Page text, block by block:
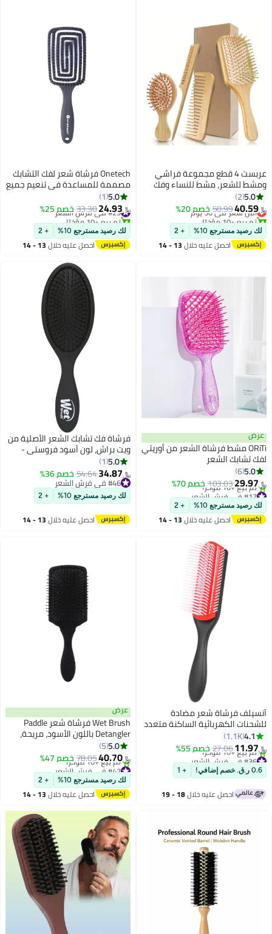
عربست 4 قطع مجموعة فراشي
ومشط للشعر، مشط للنساء وفك
تشابك الشعر، رائعة على جميع أنواع
الشعر، صديقة للبيئة ومصنوعة
خيزران
5.0
2
﷼‏40.59
50.99خصم 20% أقل سعر في 30 يوم
تم بيع +10 مؤخرًا
أقل سعر في 30 يوم
لك رصيد مسترجع 10% + 2
احصل عليه خلال 13 - 14
Onetech فرشاة شعر لفك التشابك
مصممة للمساعدة في تنعيم جميع
أنواع الشعر المتشابك
5.0
1
﷼‏24.93
33.30خصم 25% #29 في فرش الشعر
تم بيع +10 مؤخرًا
#29 في فرش الشعر
لك رصيد مسترجع 10% + 2
احصل عليه خلال 13 - 14
عرض
ORiTi مشط فرشاة الشعر من أوريتي
لفك تشابك الشعر
5.0
6
﷼‏29.97
103.03خصم 70%
#17 في فرش الشعر
أقل سعر في 30 يوم
تم بيع +10 مؤخرًا
#17 في فرش الشعر
لك رصيد مسترجع 10% + 2
احصل عليه خلال 13 - 14
فرشاة فك تشابك الشعر الأصلية من
ويت براش، لون أسود فروستي -
فرشاة فك تشابك الشعر تنزلق
بسلاسة عبر التشابكات لجميع أنواع
الشعر (الرطب والجاف والتالف) -
للنساء والرجال
5.0
1
﷼‏34.87
54.64خصم 36%
#46 في فرش الشعر
#46 في فرش الشعر
لك رصيد مسترجع 10% + 2
احصل عليه خلال 13 - 14
آنسيلف فرشاة شعر مضادة
للشحنات الكهربائية الساكنة متعدد
الألوان 4.00سم
4.1
1.1K
﷼‏11.97
27.06خصم 55%
#36 في فرش الشعر
بتخلّص بسرعة
تم بيع +10 مؤخرًا
#36 في فرش الشعر
0.6 ر.ق. خصم إضافي! + 1
احصل عليه خلال 18 - 19
عرض
Wet Brush فرشاة شعر Paddle
Detangler باللون الأسود، مريحة،
سهلة الإمساك، خالية من التوتر،
شعيرات Intelliflex، تنظيف بالفرشاة،
فك تشابك الشعر بسهولة، أنحف،
أقوى، مرنة وخالية من التشابك
5.0
5
﷼‏40.70
78.05خصم 47%
#42 في فرش الشعر
أقل سعر في 30 يوم
تم بيع +10 مؤخرًا
#42 في فرش الشعر
لك رصيد مسترجع 10% + 2
احصل عليه خلال 13 - 14